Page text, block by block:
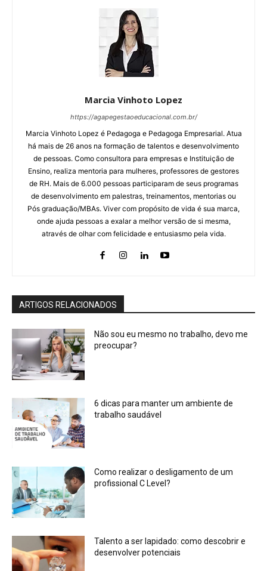
Marcia Vinhoto Lopez
https://agapegestaoeducacional.com.br/
Marcia Vinhoto Lopez é Pedagoga e Pedagoga Empresarial. Atua
há mais de 26 anos na formação de talentos e desenvolvimento
de pessoas. Como consultora para empresas e Instituição de
Ensino, realiza mentoria para mulheres, professores de gestores
de RH. Mais de 6.000 pessoas participaram de seus programas
de desenvolvimento em palestras, treinamentos, mentorias ou
Pós graduação/MBAs. Viver com propósito de vida é sua marca,
onde ajuda pessoas a exalar a melhor versão de si mesma,
através de olhar com felicidade e entusiasmo pela vida.
ARTIGOS RELACIONADOS
Não sou eu mesmo no trabalho, devo me
preocupar?
6 dicas para manter um ambiente de
trabalho saudável
Como realizar o desligamento de um
profissional C Level?
Talento a ser lapidado: como descobrir e
desenvolver potenciais